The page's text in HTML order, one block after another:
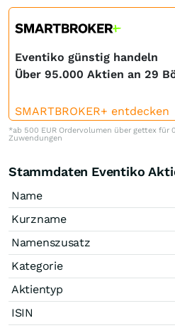
Eventiko günstig handeln
Über 95.000 Aktien an 29
SMARTBROKER+ entdecken
*ab 500 EUR Ordervolumen über gettex für
Zuwendungen
Stammdaten Eventiko
Name
Kurzname
Namenszusatz
Kategorie
Aktientyp
ISIN